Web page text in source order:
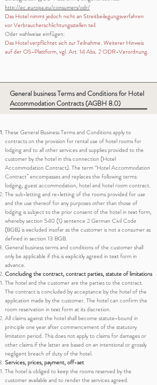
http://ec.europa.eu/consumers/odr/
Das Hotel nimmt jedoch nicht an Streitbeilegungsverfahren
vor Verbraucherschlichtungsstellen teil.
Oder wahlweise einfügen:
Das Hotel verpflichtet sich zur Teilnahme. Weiterer Hinweis
auf der OS-Plattform, vgl. Art. 14 Abs. 2 ODR-Verordnung.
General business Terms and Conditions for Hotel
Accommodation Contracts (AGBH 8.0)
These General Business Terms and Conditions apply to
contracts on the provision for rental use of hotel rooms for
lodging and to all other services and supplies provided to the
customer by the hotel in this connection (Hotel
Accommodation Contract). The term “Hotel Accommodation
Contract” encompasses and replaces the following terms:
lodging, guest accommodation, hotel and hotel room contract.
The sub-letting and re-letting of the rooms provided for use
and the use thereof for any purposes other than those of
lodging is subject to the prior consent of the hotel in text form,
whereby section 540 (1) sentence 2 German Civil Code
(BGB) is excluded insofar as the customer is not a consumer as
defined in section 13 BGB.
General business terms and conditions of the customer shall
only be applicable if this is explicitly agreed in text form in
advance.
Concluding the contract, contract parties, statute of limitations
The hotel and the customer are the parties to the contract.
The contract is concluded by acceptance by the hotel of the
application made by the customer. The hotel can confirm the
room reservation in text form at its discretion.
All claims against the hotel shall become statute-bound in
principle one year after commencement of the statutory
limitation period. This does not apply to claims for damages or
other claims if the latter are based on an intentional or grossly
negligent breach of duty of the hotel.
Services, prices, payment, off-set
The hotel is obliged to keep the rooms reserved by the
customer available and to render the services agreed.